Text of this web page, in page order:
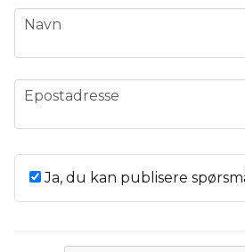
name
Navn
email
Epostadresse
Ja, du kan publisere